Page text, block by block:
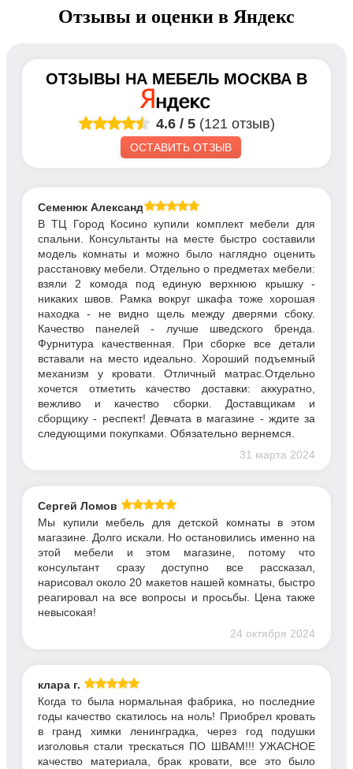
Отзывы и оценки в Яндекс
ОТЗЫВЫ НА МЕБЕЛЬ МОСКВА В
4.6 / 5 (121 отзыв)
ОСТАВИТЬ ОТЗЫВ
Семенюк Александр
В ТЦ Город Косино купили комплект мебели для
спальни. Консультанты на месте быстро составили
модель комнаты и можно было наглядно оценить
расстановку мебели. Отдельно о предметах мебели:
взяли 2 комода под единую верхнюю крышку -
никаких швов. Рамка вокруг шкафа тоже хорошая
находка - не видно щель между дверями сбоку.
Качество панелей - лучше шведского бренда.
Фурнитура качественная. При сборке все детали
вставали на место идеально. Хороший подъемный
механизм у кровати. Отличный матрас.Отдельно
хочется отметить качество доставки: аккуратно,
вежливо и качество сборки. Доставщикам и
сборщику - респект! Девчата в магазине - ждите за
следующими покупками. Обязательно вернемся.
31 марта 2024
Сергей Ломов
Мы купили мебель для детской комнаты в этом
магазине. Долго искали. Но остановились именно на
этой мебели и этом магазине, потому что
консультант сразу доступно все рассказал,
нарисовал около 20 макетов нашей комнаты, быстро
реагировал на все вопросы и просьбы. Цена также
невысокая!
24 октября 2024
клара г.
Когда то была нормальная фабрика, но последние
годы качество скатилось на ноль! Приобрел кровать
в гранд химки ленинградка, через год подушки
изголовья стали трескаться ПО ШВАМ!!! УЖАСНОЕ
качество материала, брак кровати, все это было